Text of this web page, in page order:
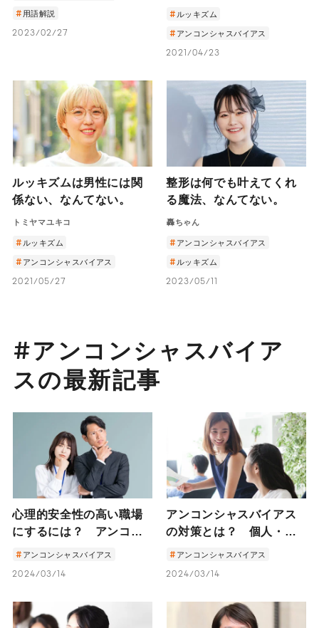
用語解説
2023/02/27
ルッキズム
アンコンシャスバイアス
2021/04/23
ルッキズムは男性には関
係ない、なんてない。
トミヤマユキコ
ルッキズム
アンコンシャスバイアス
2021/05/27
整形は何でも叶えてくれ
る魔法、なんてない。
轟ちゃん
アンコンシャスバイアス
ルッキズム
2023/05/11
#アンコンシャスバイア
スの最新記事
心理的安全性の高い職場
にするには？ アンコン
シャスバイアスの具体例
アンコンシャスバイアス
2024/03/14
アンコンシャスバイアス
の対策とは？ 個人・職
場・企業への影響と対策
アンコンシャスバイアス
2024/03/14